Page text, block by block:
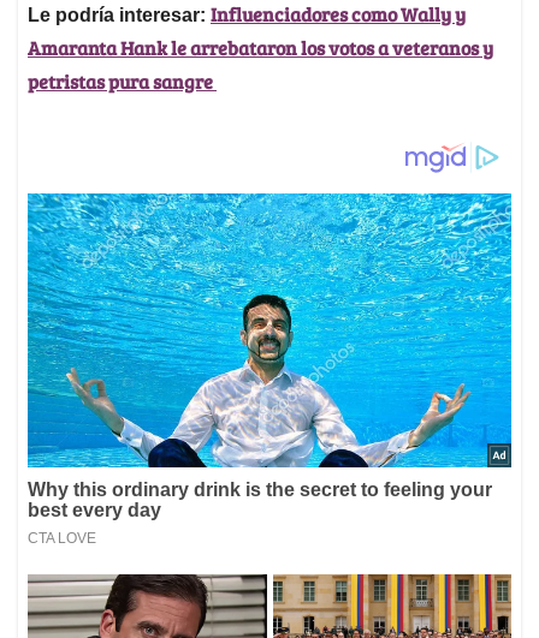
Le podría interesar: Influenciadores como Wally y
Amaranta Hank le arrebataron los votos a veteranos y
petristas pura sangre